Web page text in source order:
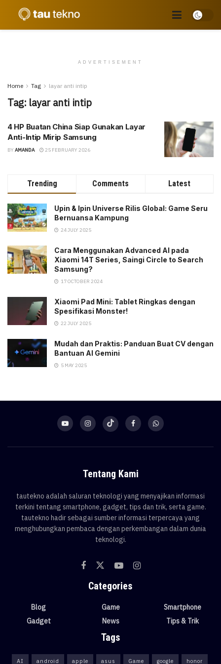
ADVERTISEMENT
Home Tag layar anti intip
Tag: layar anti intip
4 HP Buatan China Siap Gunakan Layar
Anti-Intip Mirip Samsung
BY AMANDA 25 FEBRUARY 2026
Trending Comments Latest
Upin & Ipin Universe Rilis Global: Game Seru
Bernuansa Kampung
24 JULY 2025
Cara Menggunakan Advanced AI pada
Xiaomi 14T Series, Saingi Circle to Search
Samsung?
17 OCTOBER 2024
Xiaomi Pad Mini: Tablet Ringkas dengan
Spesifikasi Monster!
22 JULY 2025
Mudah dan Praktis: Panduan Buat CV dengan
Bantuan AI Gemini
5 MAY 2025
Tentang Kami
tautekno adalah saluran teknologi yang menyajikan informasi
terkini tentang smartphone, gadget, tips dan trik, serta game.
tautekno hadir sebagai sumber informasi terpercaya yang
menghubungkan pembaca dengan perkembangan dalam dunia
teknologi.
Categories
Blog
Gadget
Game
News
Smartphone
Tips & Trik
Tags
AI android apple asus Game google honor